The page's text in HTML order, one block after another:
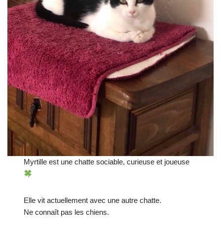
Myrtille est une chatte sociable, curieuse et joueuse
Elle vit actuellement avec une autre chatte.
Ne connaît pas les chiens.